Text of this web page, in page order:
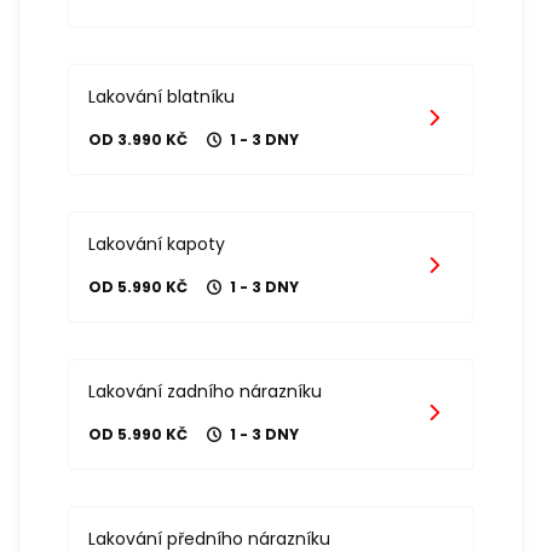
Lakování blatníku
OD 3.990 KČ 1 - 3 DNY
Lakování kapoty
OD 5.990 KČ 1 - 3 DNY
Lakování zadního nárazníku
OD 5.990 KČ 1 - 3 DNY
Lakování předního nárazníku